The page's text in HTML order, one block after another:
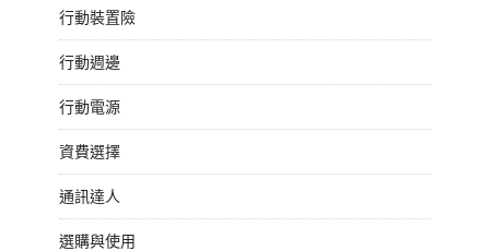
行動裝置險
行動週邊
行動電源
資費選擇
通訊達人
選購與使用